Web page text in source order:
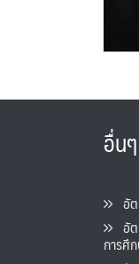
อื่นๆ
อัตร
อัตร
การศึ